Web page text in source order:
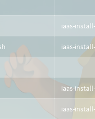
iaas-
iaas-
iaas-
iaas-